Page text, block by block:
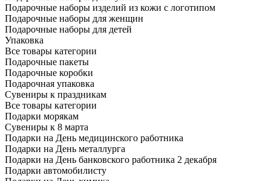
Подарочные наборы изделий из кожи с логотипом
Подарочные наборы для женщин
Подарочные наборы для детей
Упаковка
Все товары категории
Подарочные пакеты
Подарочные коробки
Подарочная упаковка
Сувениры к праздникам
Все товары категории
Подарки морякам
Сувениры к 8 марта
Подарки на День медицинского работника
Подарки на День металлурга
Подарки на День банковского работника 2 декабря
Подарки автомобилисту